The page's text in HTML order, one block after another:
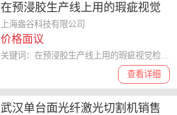
在预浸胶生产线上用的瑕疵视觉
检测系统做的好的企业 上海盎谷
科技供应
上海盎谷科技有限公司
价格面议
查看详细
关键词：在预浸胶生产线上用的瑕疵视觉检测系统做的好的企业,瑕疵视觉检测系统
武汉单台面光纤激光切割机销售